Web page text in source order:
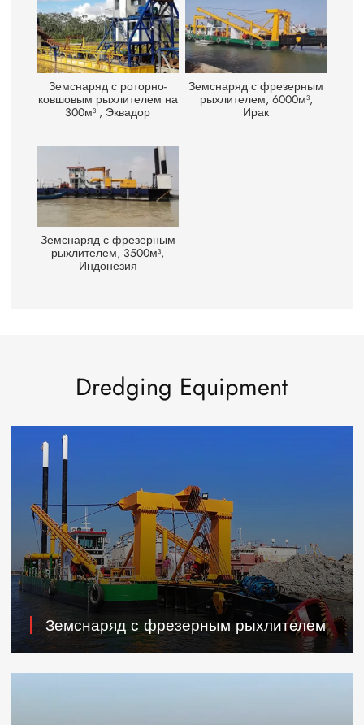
Земснаряд с роторно-
ковшовым рыхлителем на
300м³ , Эквадор
Земснаряд с фрезерным
рыхлителем, 6000м³,
Ирак
Земснаряд с фрезерным
рыхлителем, 3500м³,
Индонезия
Dredging Equipment
Земснаряд с фрезерным рыхлителем